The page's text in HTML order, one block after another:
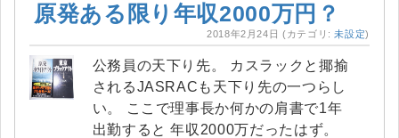
原発ある限り年収2000万円？
2018年2月24日 (カテゴリ:未設定)
公務員の天下り先。 カスラックと揶揄
されるJASRACも天下り先の一つらし
い。 ここで理事長か何かの肩書で1年
出勤すると 年収2000万だったはず。